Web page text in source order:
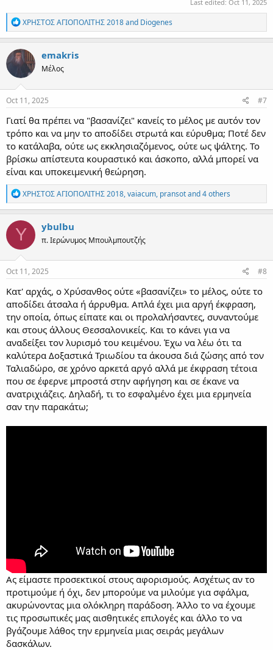
Last edited: Oct 11, 2025
R
e
a
c
t
o
n
s
ΧΡΗΣΤΟΣ ΑΓΙΟΠΟΛΙΤΗΣ 2018and Diogenes
emakris
Μέλος
Oct 11, 2025 #7
Γιατί θα πρέπει να "βασανίζει" κανείς το μέλος με αυτόν τον
τρόπο και να μην το αποδίδει στρωτά και εύρυθμα; Ποτέ δεν
το κατάλαβα, ούτε ως εκκλησιαζόμενος, ούτε ως ψάλτης. Το
βρίσκω απίστευτα κουραστικό και άσκοπο, αλλά μπορεί να
είναι και υποκειμενική θεώρηση.
R
e
a
c
t
o
n
s
ΧΡΗΣΤΟΣ ΑΓΙΟΠΟΛΙΤΗΣ 2018,vaiacum, pransotand 4 others
Y ybulbu
π. Ιερώνυμος Μπουλμπουτζής
Oct 11, 2025 #8
Κατ' αρχάς, ο Χρύσανθος ούτε «βασανίζει» το μέλος, ούτε το
αποδίδει άτσαλα ή άρρυθμα. Απλά έχει μια αργή έκφραση,
την οποία, όπως είπατε και οι προλαλήσαντες, συναντούμε
και στους άλλους Θεσσαλονικείς. Και το κάνει για να
αναδείξει τον λυρισμό του κειμένου. Έχω να λέω ότι τα
καλύτερα Δοξαστικά Τριωδίου τα άκουσα διά ζώσης από τον
Ταλιαδώρο, σε χρόνο αρκετά αργό αλλά με έκφραση τέτοια
που σε έφερνε μπροστά στην αφήγηση και σε έκανε να
ανατριχιάζεις. Δηλαδή, τι το εσφαλμένο έχει μια ερμηνεία
σαν την παρακάτω;
Ας είμαστε προσεκτικοί στους αφορισμούς. Ασχέτως αν το
προτιμούμε ή όχι, δεν μπορούμε να μιλούμε για σφάλμα,
ακυρώνοντας μια ολόκληρη παράδοση. Άλλο το να έχουμε
τις προσωπικές μας αισθητικές επιλογές και άλλο το να
βγάζουμε λάθος την ερμηνεία μιας σειράς μεγάλων
δασκάλων.